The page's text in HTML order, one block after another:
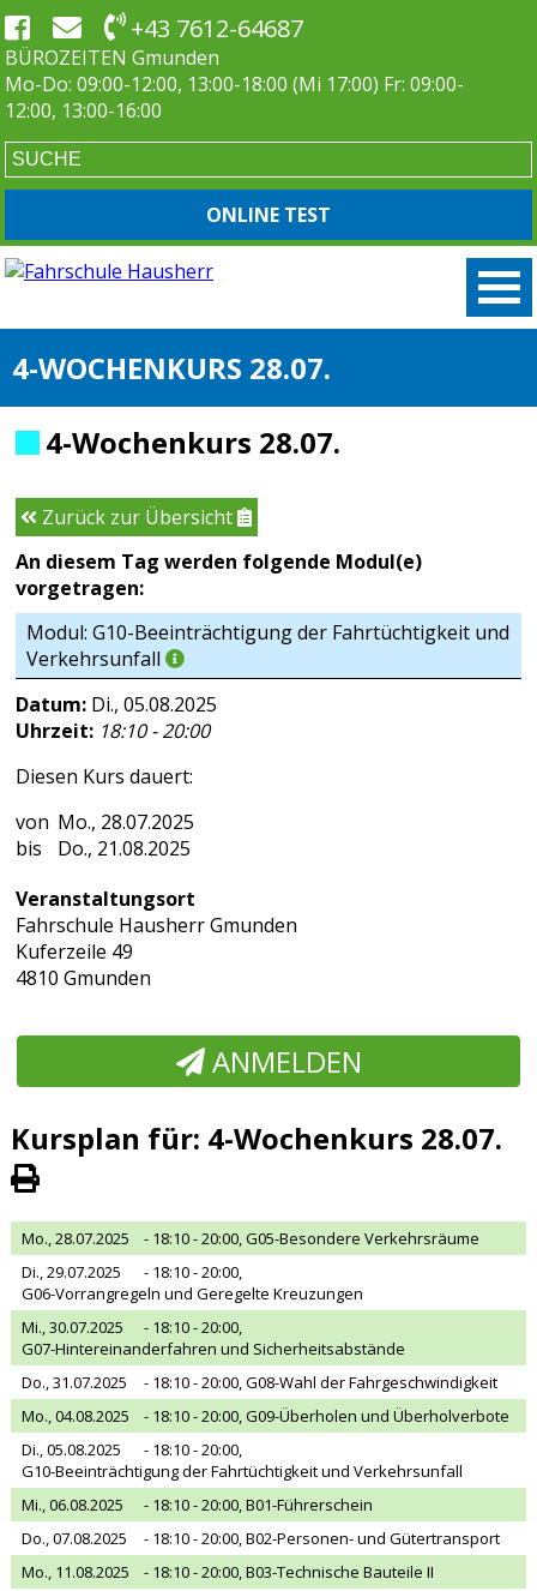
+43 7612-64687
BÜROZEITEN Gmunden
Mo-Do: 09:00-12:00, 13:00-18:00 (Mi 17:00) Fr: 09:00-
12:00, 13:00-16:00
ONLINE TEST
4-WOCHENKURS 28.07.
4-Wochenkurs 28.07.
Zurück zur Übersicht
An diesem Tag werden folgende Modul(e)
vorgetragen:
Modul: G10-Beeinträchtigung der Fahrtüchtigkeit und
Verkehrsunfall
Datum: Di., 05.08.2025
Uhrzeit: 18:10 - 20:00
Diesen Kurs dauert:
Mo., 28.07.2025
Do., 21.08.2025
Veranstaltungsort
Fahrschule Hausherr Gmunden
Kuferzeile 49
4810 Gmunden
ANMELDEN
Kursplan für: 4-Wochenkurs 28.07.
Mo., 28.07.2025 - 18:10 - 20:00,G05-Besondere Verkehrsräume
Di., 29.07.2025
- 18:10 - 20:00,
G06-Vorrangregeln und Geregelte Kreuzungen
Mi., 30.07.2025
- 18:10 - 20:00,
G07-Hintereinanderfahren und Sicherheitsabstände
Do., 31.07.2025
- 18:10 - 20:00,G08-Wahl der Fahrgeschwindigkeit
Mo., 04.08.2025
- 18:10 - 20:00,G09-Überholen und Überholverbote
Di., 05.08.2025
- 18:10 - 20:00,
G10-Beeinträchtigung der Fahrtüchtigkeit und Verkehrsunfall
Mi., 06.08.2025
- 18:10 - 20:00,B01-Führerschein
Do., 07.08.2025
- 18:10 - 20:00,B02-Personen- und Gütertransport
Mo., 11.08.2025
- 18:10 - 20:00,B03-Technische Bauteile II